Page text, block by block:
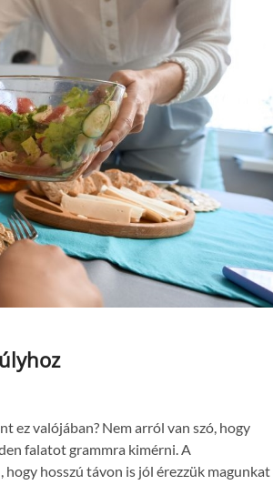
ez valójában? Nem arról van szó, hogy
falatot grammra kimérni. A
hosszú távon is jól érezzük magunkat